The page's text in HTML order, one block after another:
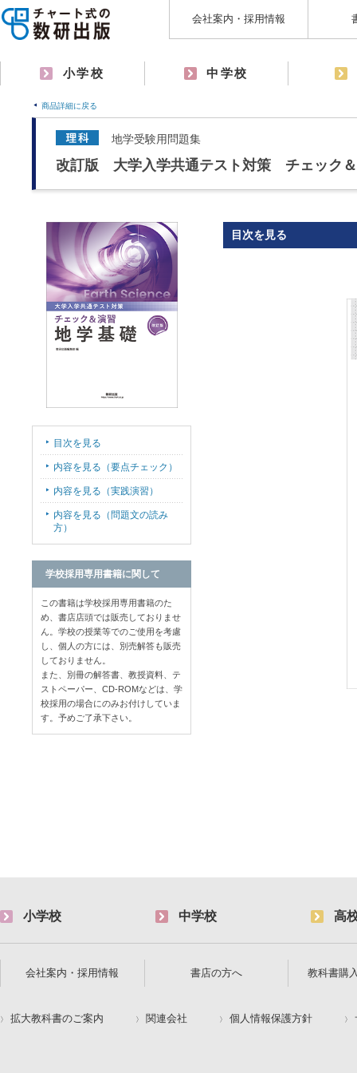
会社案内・採用情報
小学校 中学校
商品詳細に戻る
地学受験用問題集
改訂版 大学入学共通テスト対策 チェック
目次を見る
目次を見る
内容を見る（要点チェック）
内容を見る（実践演習）
内容を見る（問題文の読み
方）
学校採用専用書籍に関して
この書籍は学校採用専用書籍のた
め、書店店頭では販売しておりませ
ん。学校の授業等でのご使用を考慮
し、個人の方には、別売解答も販売
しておりません。
また、別冊の解答書、教授資料、テ
ストペーパー、CD-ROMなどは、学
校採用の場合にのみお付けしていま
す。予めご了承下さい。
小学校 中学校 高
会社案内・採用情報 書店の方へ 教科書購
拡大教科書のご案内 関連会社 個人情報保護方針